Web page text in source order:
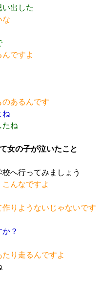
出した
な
ですよ
あるんです
ね
たね
女の子が泣いたこと
へ行ってみましょう
んなですよ
りようないじゃないです
？
り走るんですよ